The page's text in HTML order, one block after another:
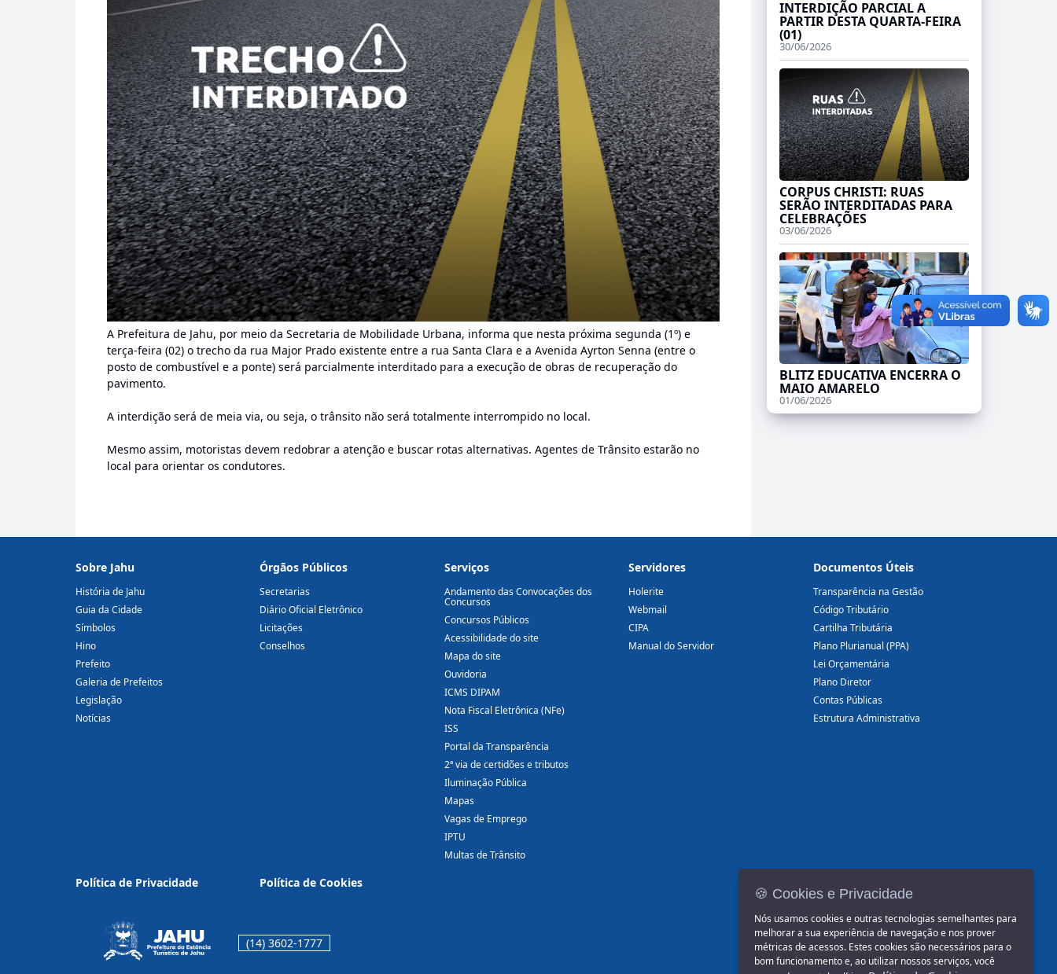
A Prefeitura de Jahu, por meio da Secretaria de Mobilidade Urbana, informa que nesta próxima segunda (1º) e
terça-feira (02) o trecho da rua Major Prado existente entre a rua Santa Clara e a Avenida Ayrton Senna (entre o
posto de combustível e a ponte) será parcialmente interditado para a exe‌cução de obras de recuperação do
pavimento.
A interdição será de meia via, ou seja, o trânsito não será totalmente interrompido no local.
Mesmo assim, motoristas devem redobrar a atenção e buscar rotas alternativas. Agentes de Trânsito estarão no
local para orientar os condutores.
INTERDIÇÃO PARCIAL A
PARTIR DESTA QUARTA-FEIRA
(01)
30/06/2026
CORPUS CHRISTI: RUAS
SERÃO INTERDITADAS PARA
CELEBRAÇÕES
03/06/2026
BLITZ EDUCATIVA ENCERRA O
MAIO AMARELO
01/06/2026
Sobre Jahu
História de Jahu
Guia da Cidade
Símbolos
Hino
Prefeito
Galeria de Prefeitos
Legislação
Notícias
Órgãos Públicos
Secretarias
Diário Oficial Eletrônico
Licitações
Conselhos
Serviços
Andamento das Convocações dos
Concursos
Concursos Públicos
Acessibilidade do site
Mapa do site
Ouvidoria
ICMS DIPAM
Nota Fiscal Eletrônica (NFe)
ISS
Portal da Transparência
2ª via de certidões e tributos
Iluminação Pública
Mapas
Vagas de Emprego
IPTU
Multas de Trânsito
Servidores
Holerite
Webmail
CIPA
Manual do Servidor
Documentos Úteis
Transparência na Gestão
Código Tributário
Cartilha Tributária
Plano Plurianual (PPA)
Lei Orçamentária
Plano Diretor
Contas Públicas
Estrutura Administrativa
Política de Privacidade Política de Cookies
(14) 3602-1777
🍪 Cookies e Privacidade
Nós usamos cookies e outras tecnologias semelhantes para
melhorar a sua experiência de navegação e nos prover
métricas de acessos. Estes cookies são necessários para o
bom funcionamento e, ao utilizar nossos serviços, você